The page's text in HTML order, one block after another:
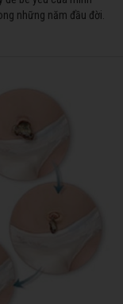
những năm đầu đời.